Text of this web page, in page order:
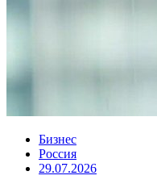
Бизнес
Россия
29.07.2026